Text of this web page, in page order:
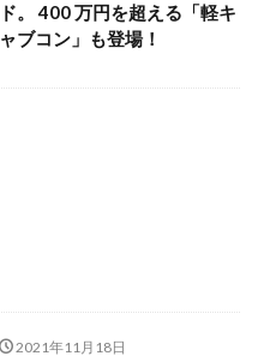
ド。 400 万円を超える「軽キ
ャブコン」も登場！
2021年11月18日